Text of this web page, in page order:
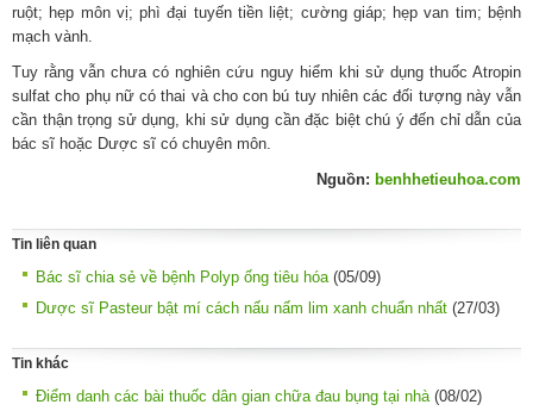
ruột; hẹp môn vị; phì đại tuyến tiền liệt; cường giáp; hẹp van tim; bệnh
mạch vành.
Tuy rằng vẫn chưa có nghiên cứu nguy hiểm khi sử dụng thuốc Atropin
sulfat cho phụ nữ có thai và cho con bú tuy nhiên các đối tượng này vẫn
cần thận trọng sử dụng, khi sử dụng cần đặc biệt chú ý đến chỉ dẫn của
bác sĩ hoặc Dược sĩ có chuyên môn.
Nguồn: benhhetieuhoa.com
Tin liên quan
Bác sĩ chia sẻ về bệnh Polyp ống tiêu hóa (05/09)
Dược sĩ Pasteur bật mí cách nấu nấm lim xanh chuẩn nhất (27/03)
Tin khác
Điểm danh các bài thuốc dân gian chữa đau bụng tại nhà(08/02)